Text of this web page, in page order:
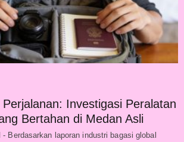
Investigasi Peralatan
Bertahan di Medan Asli
Berdasarkan laporan industri bagasi global